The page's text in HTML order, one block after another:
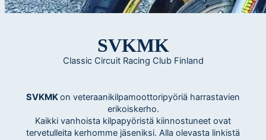
SVKMK
Classic Circuit Racing Club Finland
SVKMKon veteraanikilpamoottoripyöriä harrastavien
erikoiskerho.
Kaikki vanhoista kilpapyöristä kiinnostuneet ovat
tervetulleita kerhomme jäseniksi. Alla olevasta linkistä